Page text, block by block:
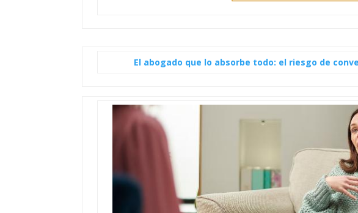
El abogado que lo absorbe todo: el riesgo de